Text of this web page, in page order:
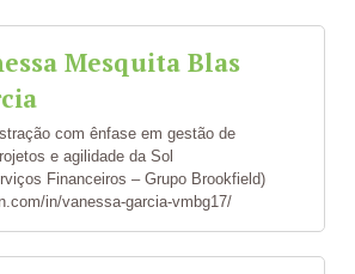
Mesquita Blas
com ênfase em gestão de
e agilidade da Sol
Financeiros – Grupo Brookfield)
in/vanessa-garcia-vmbg17/